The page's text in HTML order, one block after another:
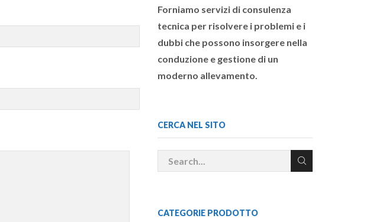
Forniamo servizi di consulenza
tecnica per risolvere i problemi e i
dubbi che possono insorgere nella
conduzione e gestione di un
moderno allevamento.
CERCA NEL SITO
CATEGORIE PRODOTTO